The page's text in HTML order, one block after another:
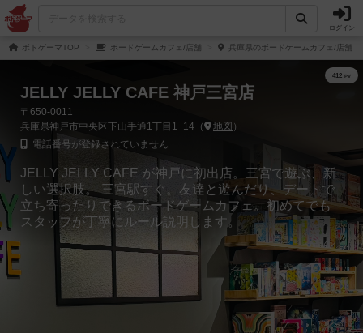
ログイン
ボドゲーマTOP ボードゲームカフェ/店舗 兵庫県のボードゲームカフェ/店舗
JELLY JELLY CAFE 神戸三宮店
〒650-0011
兵庫県神戸市中央区下山手通1丁目1−14（
地図 ）
電話番号が登録されていません
JELLY JELLY CAFE が神戸に初出店。三宮で遊ぶ、新
しい選択肢。 三宮駅すぐ。友達と遊んだり、デートで
立ち寄ったりできるボードゲームカフェ。初めてでも
スタッフが丁寧にルール説明します。